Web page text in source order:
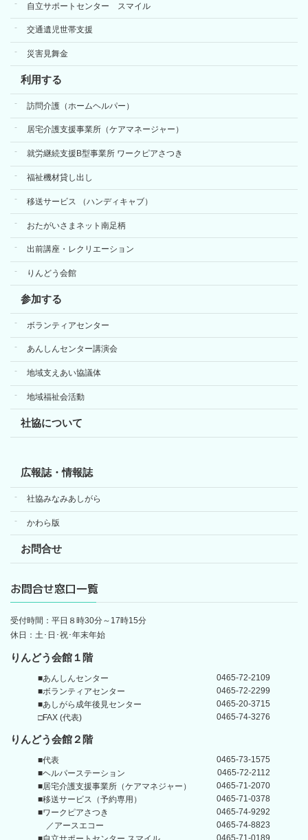
自立サポートセンター スマイル
交通遺児世帯支援
災害見舞金
利用する
訪問介護（ホームヘルパー）
居宅介護支援事業所（ケアマネージャー）
就労継続支援B型事業所 ワークピアさつき
福祉機材貸し出し
移送サービス （ハンディキャブ）
おたがいさまネット南足柄
出前講座・レクリエーション
りんどう会館
参加する
ボランティアセンター
あんしんセンター講演会
地域支えあい協議体
地域福祉会活動
社協について
広報誌・情報誌
社協みなみあしがら
かわら版
お問合せ
お問合せ窓口一覧
受付時間：平日８時30分～17時15分
休日：土･日･祝･年末年始
りんどう会館１階
■あんしんセンター
0465-72-2109
■ボランティアセンター
0465-72-2299
■あしがら成年後見センター
0465-20-3715
□FAX (代表)
0465-74-3276
りんどう会館２階
■代表
0465-73-1575
■ヘルパーステーション
0465-72-2112
■居宅介護支援事業所 （ケアマネジャー）
0465-71-2070
■移送サービス（予約専用）
0465-71-0378
■ワークピアさつき
0465-74-9292
／アースエコー
0465-74-8823